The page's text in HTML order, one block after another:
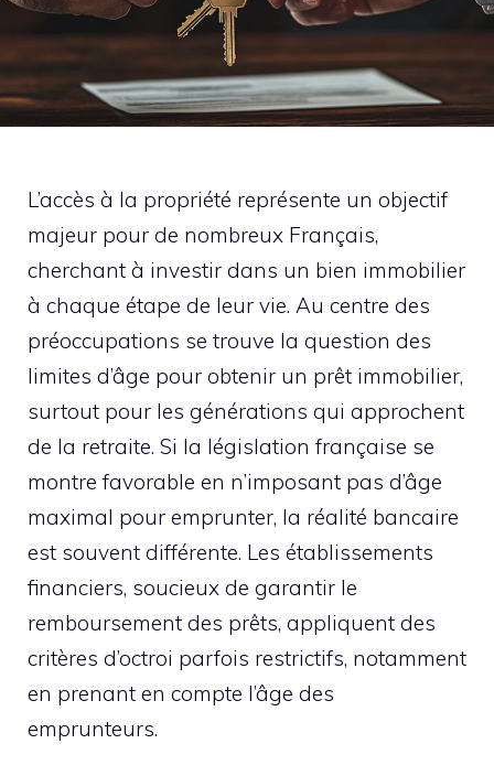
L’accès à la propriété représente un objectif
majeur pour de nombreux Français,
cherchant à investir dans un bien immobilier
à chaque étape de leur vie. Au centre des
préoccupations se trouve la question des
limites d’âge pour obtenir un prêt immobilier,
surtout pour les générations qui approchent
de la retraite. Si la législation française se
montre favorable en n’imposant pas d’âge
maximal pour emprunter, la réalité bancaire
est souvent différente. Les établissements
financiers, soucieux de garantir le
remboursement des prêts, appliquent des
critères d’octroi parfois restrictifs, notamment
en prenant en compte l’âge des
emprunteurs.